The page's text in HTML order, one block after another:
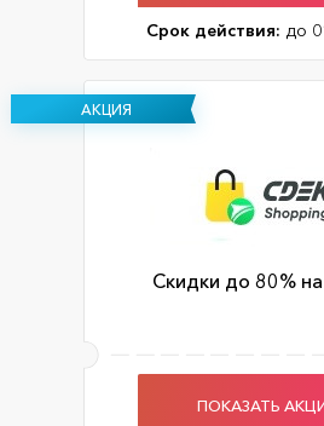
Срок действия: до
АКЦИЯ
Скидки до 80%
ПОКАЗАТЬ